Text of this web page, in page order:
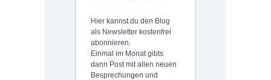
Hier kannst du den Blog
als Newsletter kostenfrei
abonnieren.
Einmal im Monat gibts
dann Post mit allen neuen
Besprechungen und